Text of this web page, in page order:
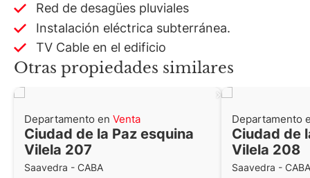
Red de desagües pluviales
Instalación eléctrica subterránea.
TV Cable en el edificio
Otras propiedades similares
Departamento en Venta
Ciudad de la Paz esquina
Vilela 207
Saavedra - CABA
Departamento
Ciudad de
Vilela 208
Saavedra - CABA